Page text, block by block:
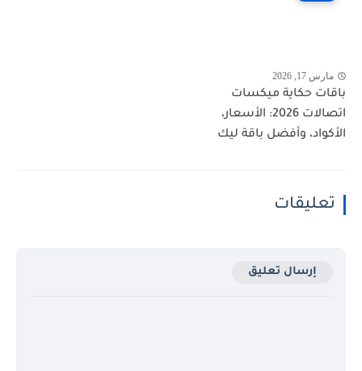
مارس 17, 2026
باقات حكاية ميكسات
اتصالات 2026: الأسعار،
الأكواد، وأفضل باقة ليك
تعليقات
إرسال تعليق